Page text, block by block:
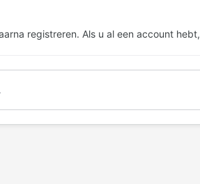
registreren. Als u al een account hebt,